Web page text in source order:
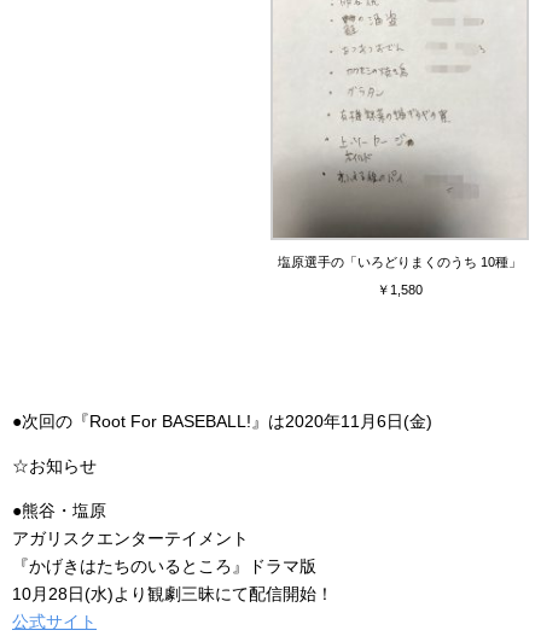
塩原選手の「いろどりまくのうち 10種」
￥1,580
●次回の『Root For BASEBALL!』は2020年11月6日(金)
☆お知らせ
●熊谷・塩原
アガリスクエンターテイメント
『かげきはたちのいるところ』ドラマ版
10月28日(水)より観劇三昧にて配信開始！
公式サイト